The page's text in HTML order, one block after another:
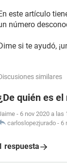
este artículo
número
si te ayudó,
similares
quién es
- 6 nov 2020 a las
carloslopezjurado - 6
respuesta